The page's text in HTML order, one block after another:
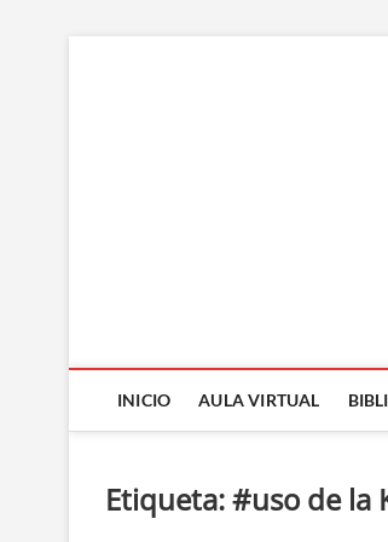
INICIO AULA VIRTUAL
Etiqueta:#uso de la